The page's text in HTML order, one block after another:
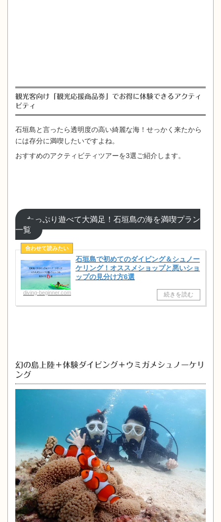
観光客向け「観光応援商品券」でお得に体験できるアクティ
ビティ
石垣島と言ったら透明度の高い綺麗な海！せっかく来たから
には存分に満喫したいですよね。
おすすめのアクティビティツアーを3選ご紹介します。
たっぷり遊べて大満足！石垣島の海を満喫プラン
一覧
石垣島で初めてのダイビング＆シュノー
ケリング！オススメショップと悪いショ
ップの見分け方6選
diving-beginner.com
幻の島上陸＋体験ダイビング＋ウミガメシュノーケリ
ング